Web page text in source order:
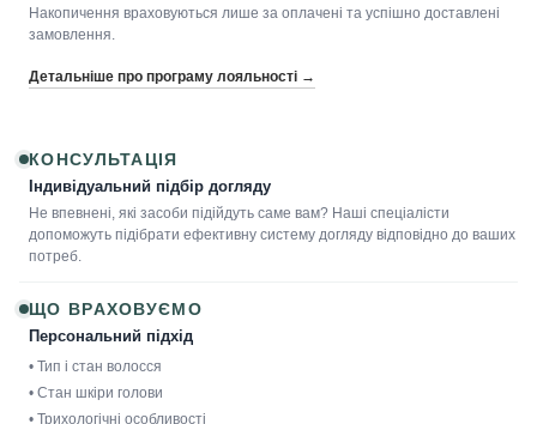
Накопичення враховуються лише за оплачені та успішно доставлені
замовлення.
Детальніше про програму лояльності →
КОНСУЛЬТАЦІЯ
Індивідуальний підбір догляду
Не впевнені, які засоби підійдуть саме вам? Наші спеціалісти
допоможуть підібрати ефективну систему догляду відповідно до ваших
потреб.
ЩО ВРАХОВУЄМО
Персональний підхід
• Тип і стан волосся
• Стан шкіри голови
• Трихологічні особливості